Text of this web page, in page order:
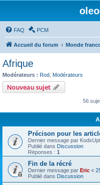
FAQ PCM
Accueil du forum Monde
Afrique
Modérateurs : Rod Modérateurs
Nouveau sujet
56
Précison pour les
Dernier message par
Publié dans Discussion
Réponses : 1
Fin de la récré
Dernier message par Eric «
Publié dans Discussion